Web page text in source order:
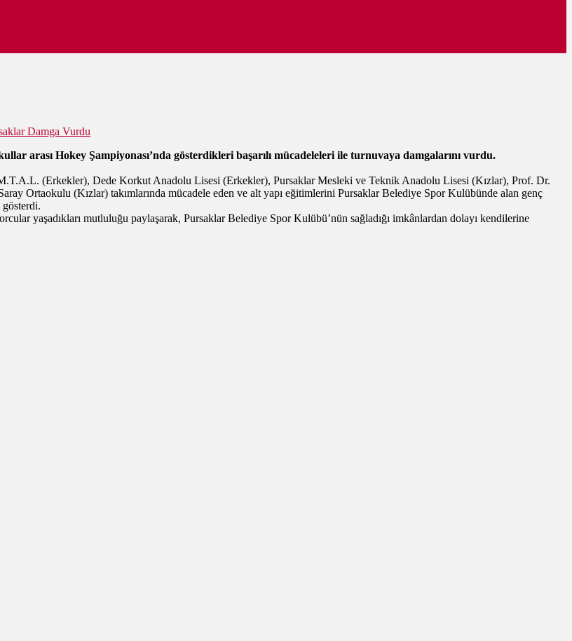
Damga Vurdu
arası Hokey Şampiyonası’nda gösterdikleri başarılı mücadeleleri ile turnuvaya damgalarını vurdu.
(Erkekler), Dede Korkut Anadolu Lisesi (Erkekler), Pursaklar Mesleki ve Teknik Anadolu Lisesi (Kızlar), Prof. Dr.
Ortaokulu (Kızlar) takımlarında mücadele eden ve alt yapı eğitimlerini Pursaklar Belediye Spor Kulübünde alan genç
gösterdi.
yaşadıkları mutluluğu paylaşarak, Pursaklar Belediye Spor Kulübü’nün sağladığı imkânlardan dolayı kendilerine